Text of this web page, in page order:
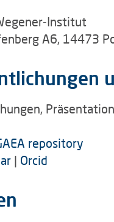
Institut
A6, 14473
repository
| Orcid